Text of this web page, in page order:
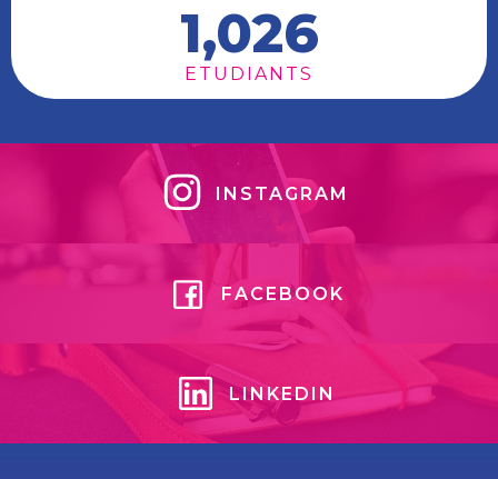
1,026
ETUDIANTS
INSTAGRAM
FACEBOOK
LINKEDIN